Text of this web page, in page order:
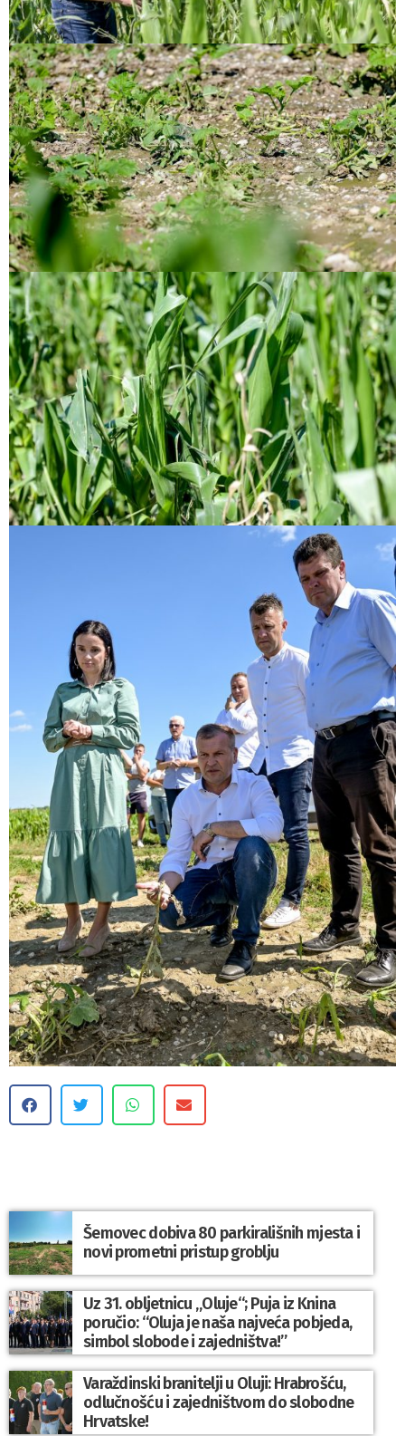
Šemovec dobiva 80 parkirališnih mjesta i
novi prometni pristup groblju
Uz 31. obljetnicu „Oluje“; Puja iz Knina
poručio: “Oluja je naša najveća pobjeda,
simbol slobode i zajedništva!”
Varaždinski branitelji u Oluji: Hrabrošću,
odlučnošću i zajedništvom do slobodne
Hrvatske!